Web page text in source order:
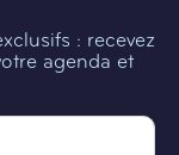
: recevez
agenda et